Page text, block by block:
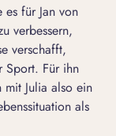
für Jan von
u verbessern,
verschafft,
Sport. Für ihn
mit Julia also ein
als